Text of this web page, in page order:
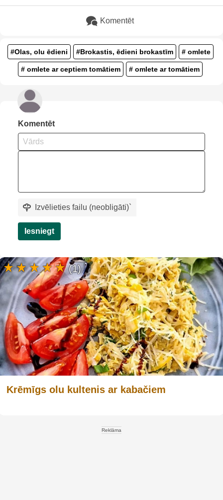
Komentēt
#Olas, olu ēdieni #Brokastis, ēdieni brokastīm # omlete
# omlete ar ceptiem tomātiem # omlete ar tomātiem
Komentēt
Izvēlieties failu (neobligāti)`
Iesniegt
Krēmīgs olu kultenis ar kabačiem
(1)
Reklāma